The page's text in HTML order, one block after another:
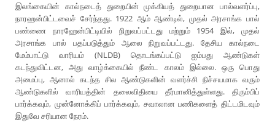
இலங்கையின் கால்நடைத் துறையின் முக்கியத் துறையான பால்வளர்ப்பு,
நாரஹன்பிட்டவைச் சேர்ந்தது. 1922 ஆம் ஆண்டில், முதல் அரசாங்க பால்
பண்ணை நாரஹேன்பிட்டியில் நிறுவப்பட்டது மற்றும் 1954 இல், முதல்
அரசாங்க பால் பதப்படுத்தும் ஆலை நிறுவப்பட்டது. தேசிய கால்நடை
மேம்பாட்டு வாரியம் (NLDB) தொடங்கப்பட்டு ஐம்பது ஆண்டுகள்
கடந்துவிட்டன, அது வாழ்க்கையில் நீண்ட காலம் இல்லை. ஒரு பொது
அமைப்பு, ஆனால் கடந்த சில ஆண்டுகளின் வளர்ச்சி நிச்சயமாக வரும்
ஆண்டுகளில் வாரியத்தின் தலைவிதியை தீர்மானித்துள்ளது. திரும்பிப்
பார்க்கவும், முன்னோக்கிப் பார்க்கவும், சவாலான பணிகளைத் திட்டமிடவும்
இதுவே சரியான நேரம்.